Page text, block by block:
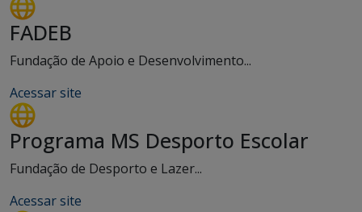
FADEB
Fundação de Apoio e Desenvolvimento...
Acessar site
Programa MS Desporto Escolar
Fundação de Desporto e Lazer...
Acessar site